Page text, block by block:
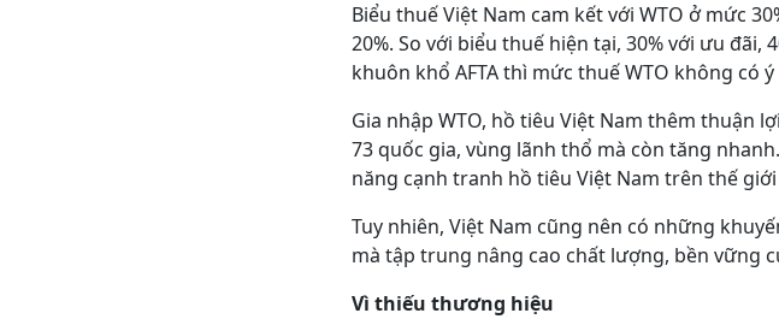
Biểu thuế Việt Nam cam kết với WTO ở mức
20%. So với biểu thuế hiện tại, 30% với ưu đãi,
khuôn khổ AFTA thì mức thuế WTO không có
Gia nhập WTO, hồ tiêu Việt Nam thêm thuận
73 quốc gia, vùng lãnh thổ mà còn tăng
năng cạnh tranh hồ tiêu Việt Nam trên thế
Tuy nhiên, Việt Nam cũng nên có những
mà tập trung nâng cao chất lượng, bền vững
Vì thiếu thương hiệu